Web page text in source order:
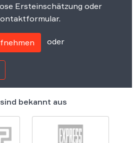
Ersteinschätzung oder
oder
bekannt aus